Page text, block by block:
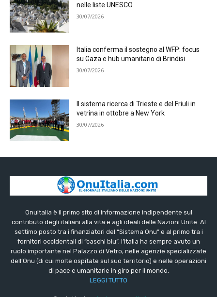
nelle liste UNESCO
30/07/2026
Italia conferma il sostegno al WFP: focus
su Gaza e hub umanitario di Brindisi
30/07/2026
Il sistema ricerca di Trieste e del Friuli in
vetrina in ottobre a New York
30/07/2026
OnuItalia è il primo sito di informazione indipendente sul
contributo degli italiani alla vita e agli ideali delle Nazioni Unite. Al
settimo posto tra i finanziatori del “Sistema Onu” e al primo tra i
fornitori occidentali di “caschi blu”, l’Italia ha sempre avuto un
ruolo importante nel Palazzo di Vetro, nelle agenzie specializzate
dell’Onu (di cui molte ospitate sul suo territorio) e nelle operazioni
di pace e umanitarie in giro per il mondo.
LEGGI TUTTO